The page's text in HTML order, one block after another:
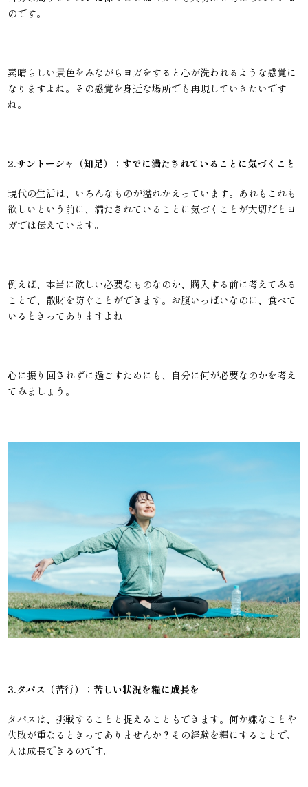
のです。
素晴らしい景色をみながらヨガをすると心が洗われるような感覚に
なりますよね。その感覚を身近な場所でも再現していきたいです
ね。
2.サントーシャ（知足）；すでに満たされていることに気づくこと
現代の生活は、いろんなものが溢れかえっています。あれもこれも
欲しいという前に、満たされていることに気づくことが大切だとヨ
ガでは伝えています。
例えば、本当に欲しい必要なものなのか、購入する前に考えてみる
ことで、散財を防ぐことができます。お腹いっぱいなのに、食べて
いるときってありますよね。
心に振り回されずに過ごすためにも、自分に何が必要なのかを考え
てみましょう。
3.タパス（苦行）；苦しい状況を糧に成長を
タパスは、挑戦することと捉えることもできます。何か嫌なことや
失敗が重なるときってありませんか？その経験を糧にすることで、
人は成長できるのです。